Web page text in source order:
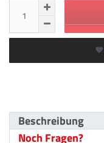
Beschreibung
Noch Fragen?